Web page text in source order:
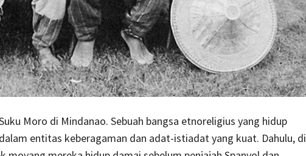
Moro di Mindanao. Sebuah bangsa etnoreligius yang hidup
dalam entitas keberagaman dan adat-istiadat yang kuat. Dahulu, di